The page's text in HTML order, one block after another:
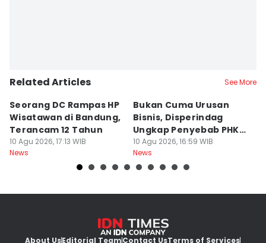
Related Articles See More
Seorang DC Rampas HP
Wisatawan di Bandung,
Terancam 12 Tahun
10 Agu 2026, 17:13 WIB
News
Bukan Cuma Urusan
Bisnis, Disperindag
Ungkap Penyebab PHK
Industri di Jabar
10 Agu 2026, 16:59 WIB
News
About UsEditorial TeamContact UsTerms of Services